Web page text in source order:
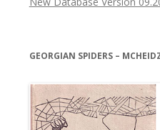
GEORGIAN SPIDERS –